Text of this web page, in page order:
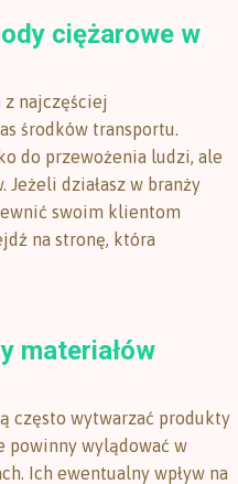
ciężarowe w
z najczęściej
środków transportu.
do przewożenia ludzi, ale
działasz w branży
swoim klientom
na stronę, która
materiałów
często wytwarzać produkty
powinny wylądować w
Ich ewentualny wpływ na